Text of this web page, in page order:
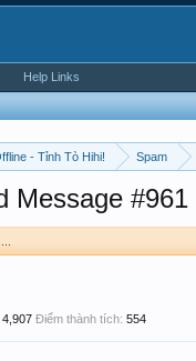
- Tỉnh Tò Hihi! Spam
Message #961
4,907 Điểm thành tích: 554
Help Links